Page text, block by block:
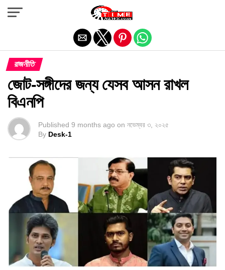
রাজনীতি
জোট-সঙ্গীদের জন্য যেসব আসন রাখল
বিএনপি
Published 9 months ago on নভেম্বর ৩, ২০২৫
By Desk-1
Exit mobile version